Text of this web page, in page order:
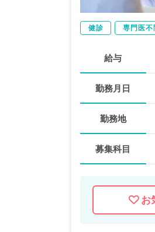
健診 専門医不
給与
勤務月日
勤務地
募集科目
お